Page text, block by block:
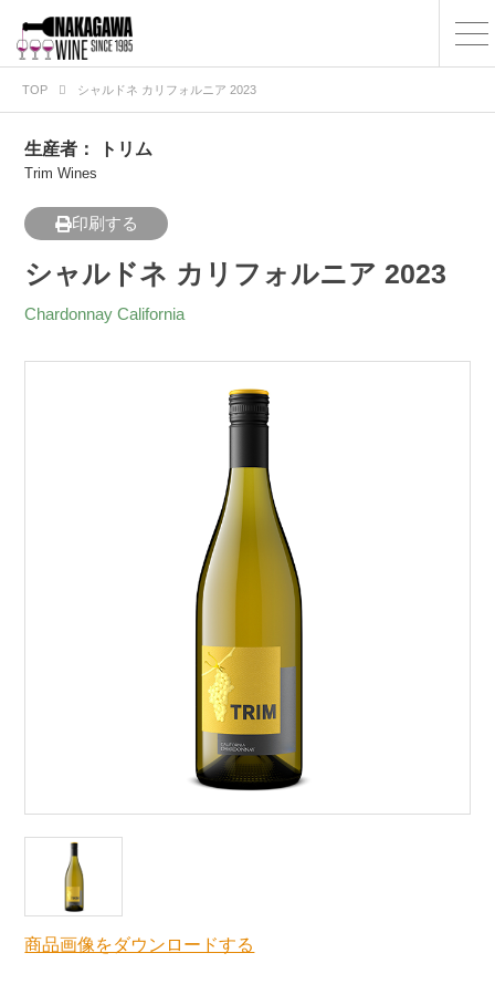
TOP シャルドネ カリフォルニア 2023
生産者： トリム
Trim Wines
印刷する
シャルドネ カリフォルニア 2023
Chardonnay California
商品画像をダウンロードする